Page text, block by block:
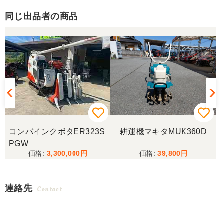
同じ出品者の商品
コンバインクボタER323S
PGW
3,300,000
耕運機マキタMUK360D
39,800
連絡先 Contact